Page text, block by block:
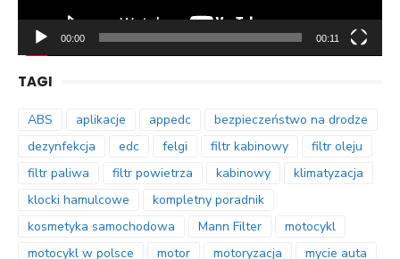
00:00 00:11
TAGI
ABS aplikacje appedc
bezpieczeństwo na drodze
dezynfekcja
edc felgi filtr kabinowy
filtr oleju
filtr paliwa
filtr powietrza kabinowy
klimatyzacja
klocki hamulcowe
kompletny poradnik
kosmetyka samochodowa
Mann Filter
motocykl
motocykl w polsce
motor motoryzacja
mycie auta